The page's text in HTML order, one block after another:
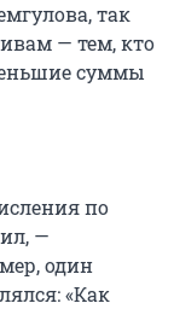
так
— тем, кто
суммы
по
—
один
«Как